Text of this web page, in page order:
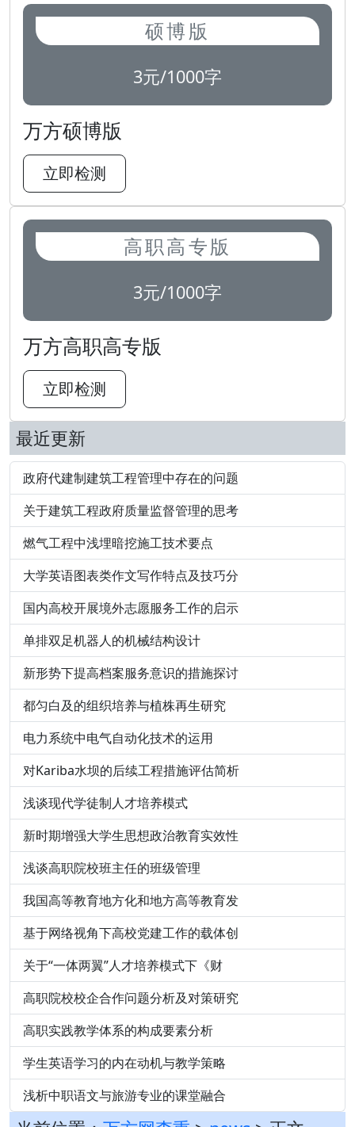
硕博版
3元/1000字
万方硕博版
立即检测
高职高专版
3元/1000字
万方高职高专版
立即检测
最近更新
政府代建制建筑工程管理中存在的问题
关于建筑工程政府质量监督管理的思考
燃气工程中浅埋暗挖施工技术要点
大学英语图表类作文写作特点及技巧分
国内高校开展境外志愿服务工作的启示
单排双足机器人的机械结构设计
新形势下提高档案服务意识的措施探讨
都匀白及的组织培养与植株再生研究
电力系统中电气自动化技术的运用
对Kariba水坝的后续工程措施评估简析
浅谈现代学徒制人才培养模式
新时期增强大学生思想政治教育实效性
浅谈高职院校班主任的班级管理
我国高等教育地方化和地方高等教育发
基于网络视角下高校党建工作的载体创
关于“一体两翼”人才培养模式下《财
高职院校校企合作问题分析及对策研究
高职实践教学体系的构成要素分析
学生英语学习的内在动机与教学策略
浅析中职语文与旅游专业的课堂融合